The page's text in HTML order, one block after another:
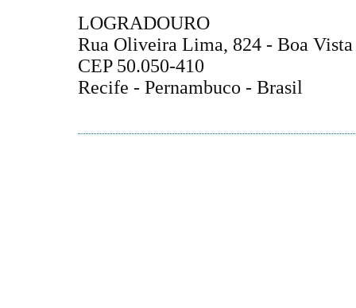
LOGRADOURO
Rua Oliveira Lima, 824 - Boa Vista
CEP 50.050-410
Recife - Pernambuco - Brasil